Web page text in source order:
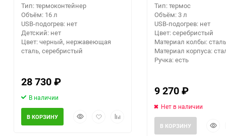
GPS навигаторы
Ручной инструмент
Расходные материалы
Пневматический
инструмент
Тип: термоконтейнер
Объём: 16 л
USB-подогрев: нет
Детский: нет
Цвет: черный, нержавеющая
сталь, серебристый
28 730₽
В наличии
БыстрыйДобавитьДобавить
В КОРЗИНУ
Тип: термос
Объём: 3 л
USB-подогрев: нет
Цвет: серебристый
Материал колбы: сталь
Материал корпуса:
Ручка: есть
9 270₽
Нет в наличии
В КОРЗИНУ